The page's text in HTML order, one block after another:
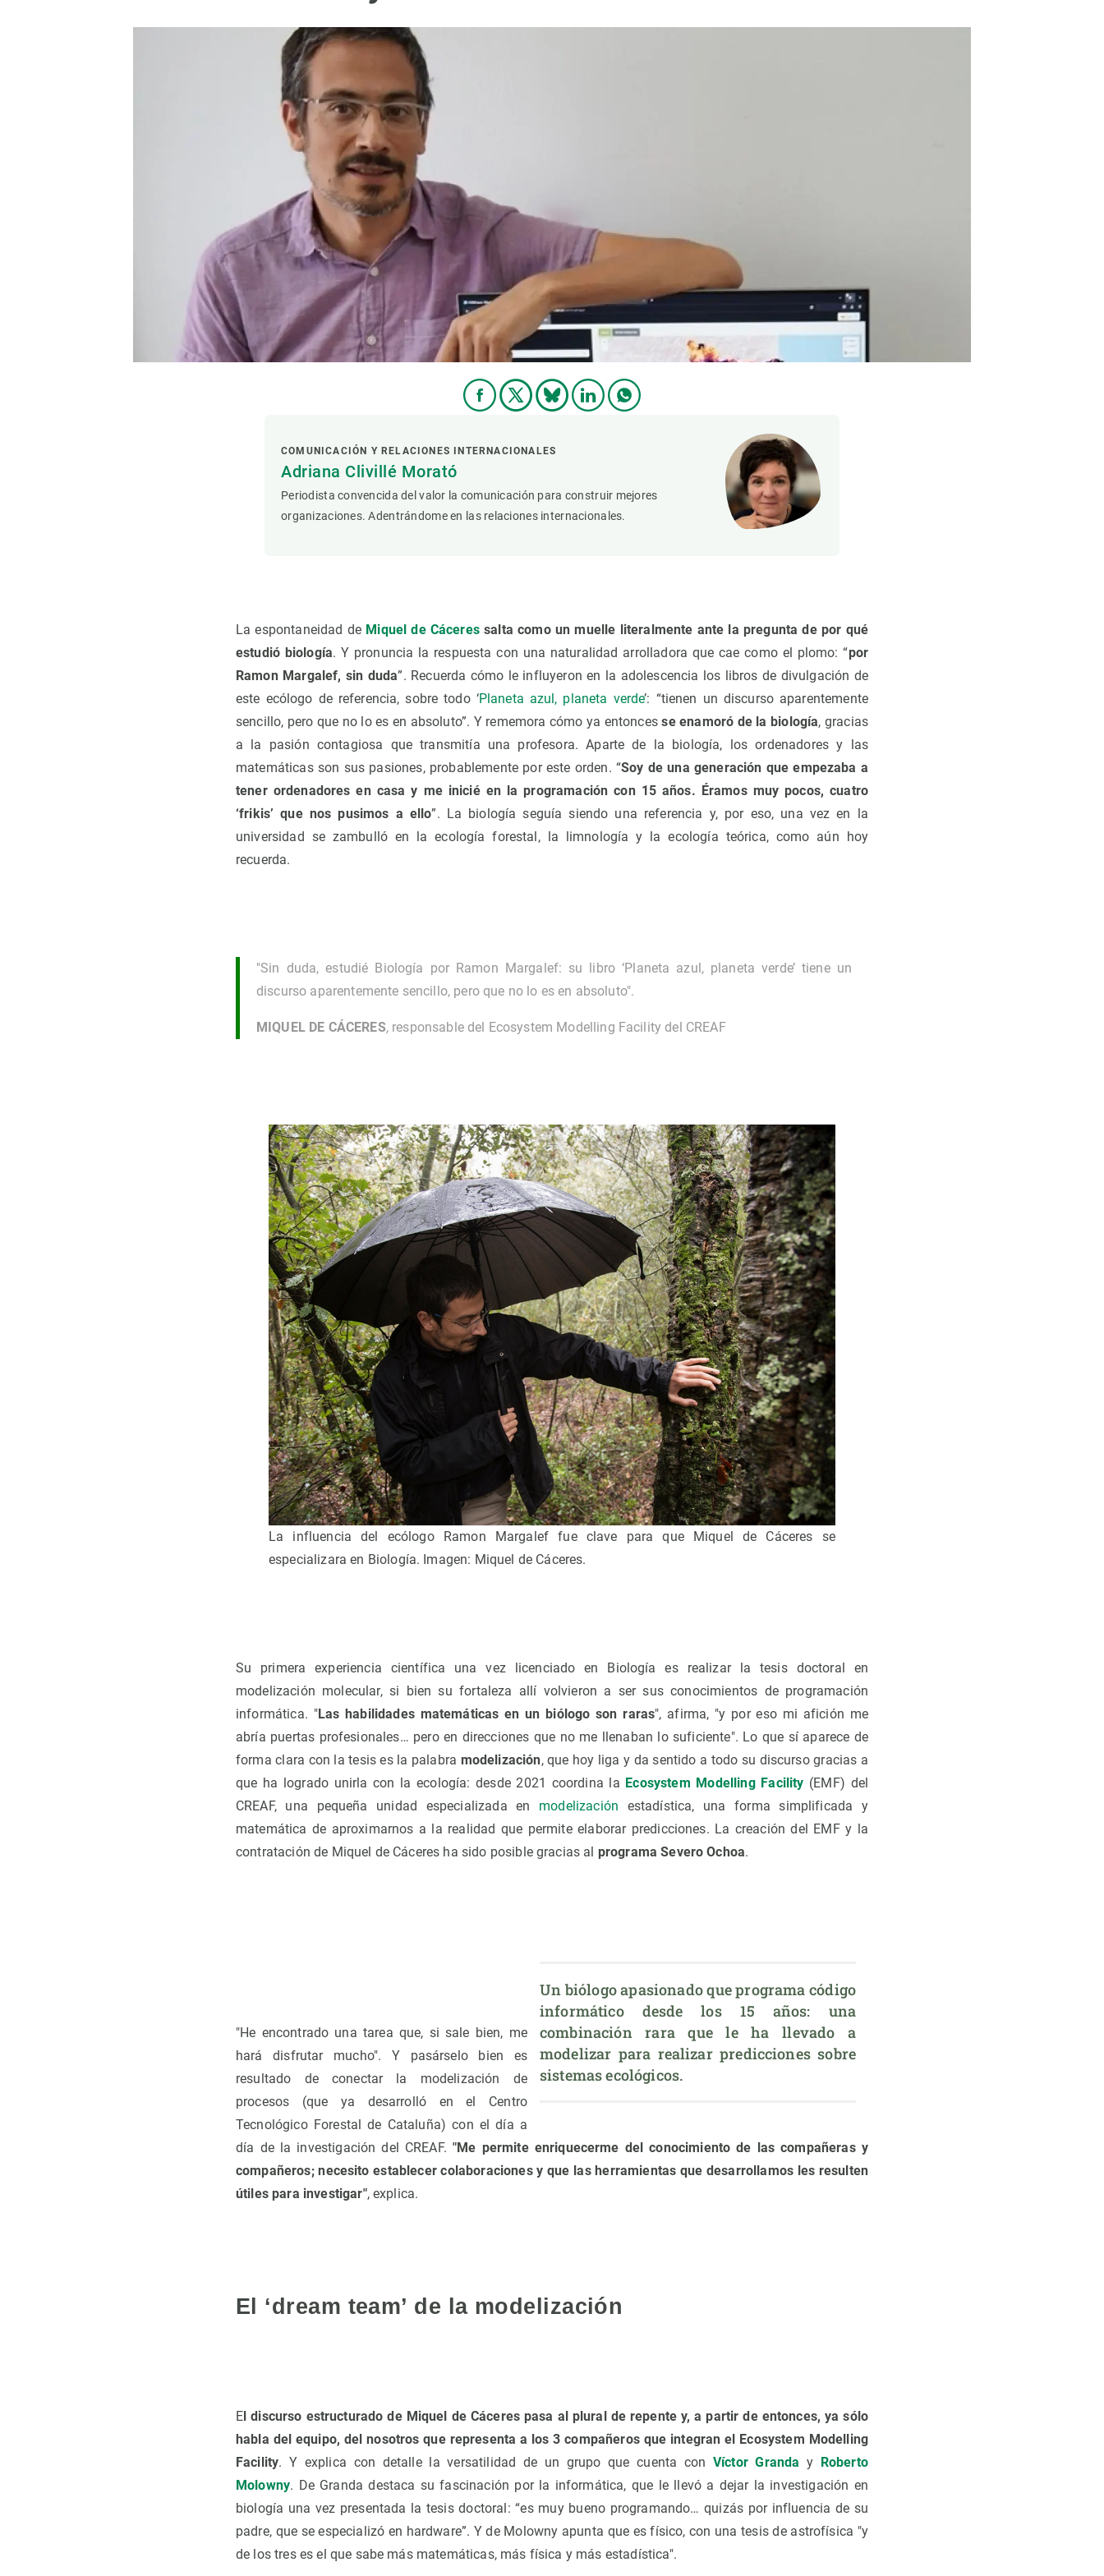
COMUNICACIÓN Y RELACIONES INTERNACIONALES
Adriana Clivillé Morató
Periodista convencida del valor la comunicación para construir mejores
organizaciones. Adentrándome en las relaciones internacionales.
La espontaneidad de Miquel de Cáceres salta como un muelle literalmente ante la pregunta de por qué
estudió biología. Y pronuncia la respuesta con una naturalidad arrolladora que cae como el plomo: “por
Ramon Margalef, sin duda”. Recuerda cómo le influyeron en la adolescencia los libros de divulgación de
este ecólogo de referencia, sobre todo ‘Planeta azul, planeta verde’: “tienen un discurso aparentemente
sencillo, pero que no lo es en absoluto”. Y rememora cómo ya entoncesse enamoró de la biología, gracias
a la pasión contagiosa que transmitía una profesora. Aparte de la biología, los ordenadores y las
matemáticas son sus pasiones, probablemente por este orden. “Soy de una generación que empezaba a
tener ordenadores en casa y me inicié en la programación con 15 años. Éramos muy pocos, cuatro
‘frikis’ que nos pusimos a ello”. La biología seguía siendo una referencia y, por eso, una vez en la
universidad se zambulló en la ecología forestal, la limnología y la ecología teórica, como aún hoy
recuerda.
"Sin duda, estudié Biología por Ramon Margalef: su libro ‘Planeta azul, planeta verde’ tiene un
discurso aparentemente sencillo, pero que no lo es en absoluto".
MIQUEL DE CÁCERES, responsable del Ecosystem Modelling Facility del CREAF
La influencia del ecólogo Ramon Margalef fue clave para que Miquel de Cáceres se
especializara en Biología. Imagen: Miquel de Cáceres.
Su primera experiencia científica una vez licenciado en Biología es realizar la tesis doctoral en
modelización molecular, si bien su fortaleza allí volvieron a ser sus conocimientos de programación
informática. "Las habilidades matemáticas en un biólogo son raras", afirma, "y por eso mi afición me
abría puertas profesionales… pero en direcciones que no me llenaban lo suficiente". Lo que sí aparece de
forma clara con la tesis es la palabra modelización, que hoy liga y da sentido a todo su discurso gracias a
que ha logrado unirla con la ecología: desde 2021 coordina la Ecosystem Modelling Facility (EMF) del
CREAF, una pequeña unidad especializada en modelización estadística, una forma simplificada y
matemática de aproximarnos a la realidad que permite elaborar predicciones. La creación del EMF y la
contratación de Miquel de Cáceres ha sido posible gracias al programa Severo Ochoa.
Un biólogo apasionado que programa código
informático desde los 15 años: una
combinación rara que le ha llevado a
modelizar para realizar predicciones sobre
sistemas ecológicos.
"He encontrado una tarea que, si sale bien, me
hará disfrutar mucho". Y pasárselo bien es
resultado de conectar la modelización de
procesos (que ya desarrolló en el Centro
Tecnológico Forestal de Cataluña) con el día a
día de la investigación del CREAF."Me permite enriquecerme del conocimiento de las compañeras y
compañeros; necesito establecer colaboraciones y que las herramientas que desarrollamos les resulten
útiles para investigar", explica.
El ‘dream team’ de la modelización
El discurso estructurado de Miquel de Cáceres pasa al plural de repente y, a partir de entonces, ya sólo
habla del equipo, del nosotros que representa a los 3 compañeros que integran el Ecosystem Modelling
Facility. Y explica con detalle la versatilidad de un grupo que cuenta con Víctor Granda y Roberto
Molowny. De Granda destaca su fascinación por la informática, que le llevó a dejar la investigación en
biología una vez presentada la tesis doctoral: “es muy bueno programando… quizás por influencia de su
padre, que se especializó en hardware”. Y de Molowny apunta que es físico, con una tesis de astrofísica "y
de los tres es el que sabe más matemáticas, más física y más estadística".
Ciencia abierta y gestión del conocimiento
Observación de la Tierra
Temas transversales
Funcionamiento de los ecosistemas